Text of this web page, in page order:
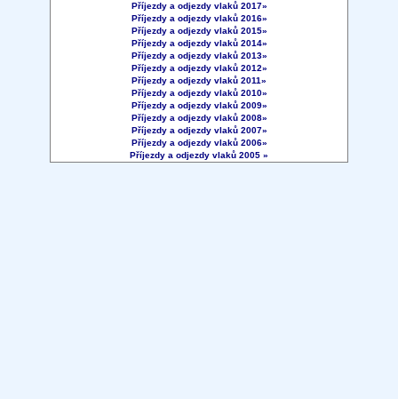
Příjezdy a odjezdy vlaků 2017»
Příjezdy a odjezdy vlaků 2016»
Příjezdy a odjezdy vlaků 2015»
Příjezdy a odjezdy vlaků 2014»
Příjezdy a odjezdy vlaků 2013»
Příjezdy a odjezdy vlaků 2012»
Příjezdy a odjezdy vlaků 2011»
Příjezdy a odjezdy vlaků 2010»
Příjezdy a odjezdy vlaků 2009»
Příjezdy a odjezdy vlaků 2008»
Příjezdy a odjezdy vlaků 2007»
Příjezdy a odjezdy vlaků 2006»
Příjezdy a odjezdy vlaků 2005 »